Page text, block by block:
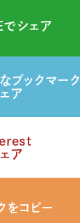
でシェア
ブックマーク
ア
ア
をコピー